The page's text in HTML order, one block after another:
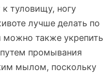
туловищу, ногу
лучше делать по
можно также укрепить
промывания
мылом, поскольку